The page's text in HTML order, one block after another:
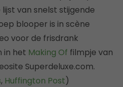
lijst van snelst stijgende
blooper is in scène
voor de frisdrank
in het Making Of filmpje van
Superdeluxe.com.
, Huffington Post)